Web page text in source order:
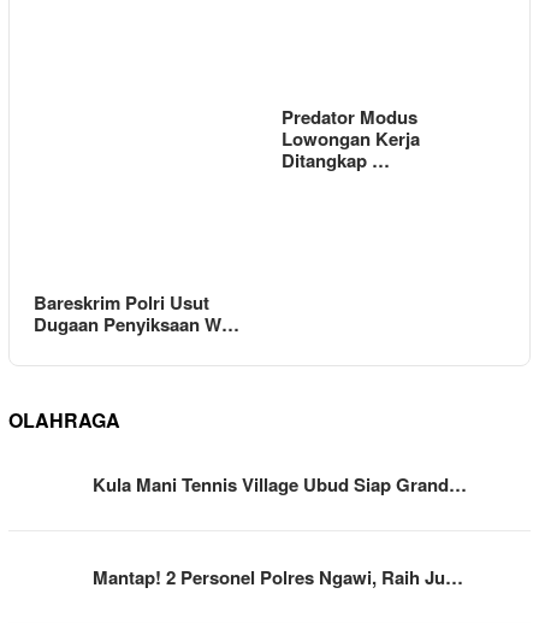
Bareskrim Polri Usut
Dugaan Penyiksaan W…
Predator Modus
Lowongan Kerja
Ditangkap …
OLAHRAGA
Kula Mani Tennis Village Ubud Siap Grand…
Mantap! 2 Personel Polres Ngawi, Raih Ju…